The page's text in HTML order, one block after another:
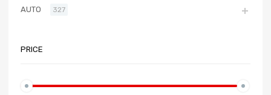
AUTO 327
PRICE